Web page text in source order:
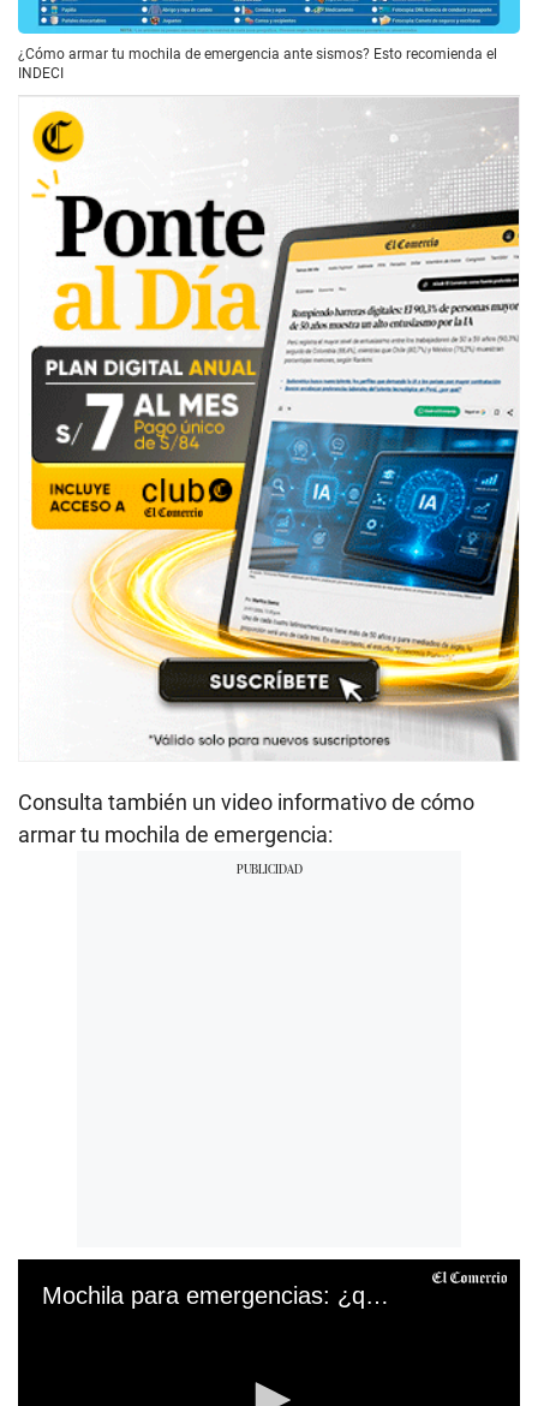
¿Cómo armar tu mochila de emergencia ante sismos? Esto recomienda el
INDECI
Consulta también un video informativo de cómo
armar tu mochila de emergencia:
Mochila para emergencias: ¿qué elementos debe contener?